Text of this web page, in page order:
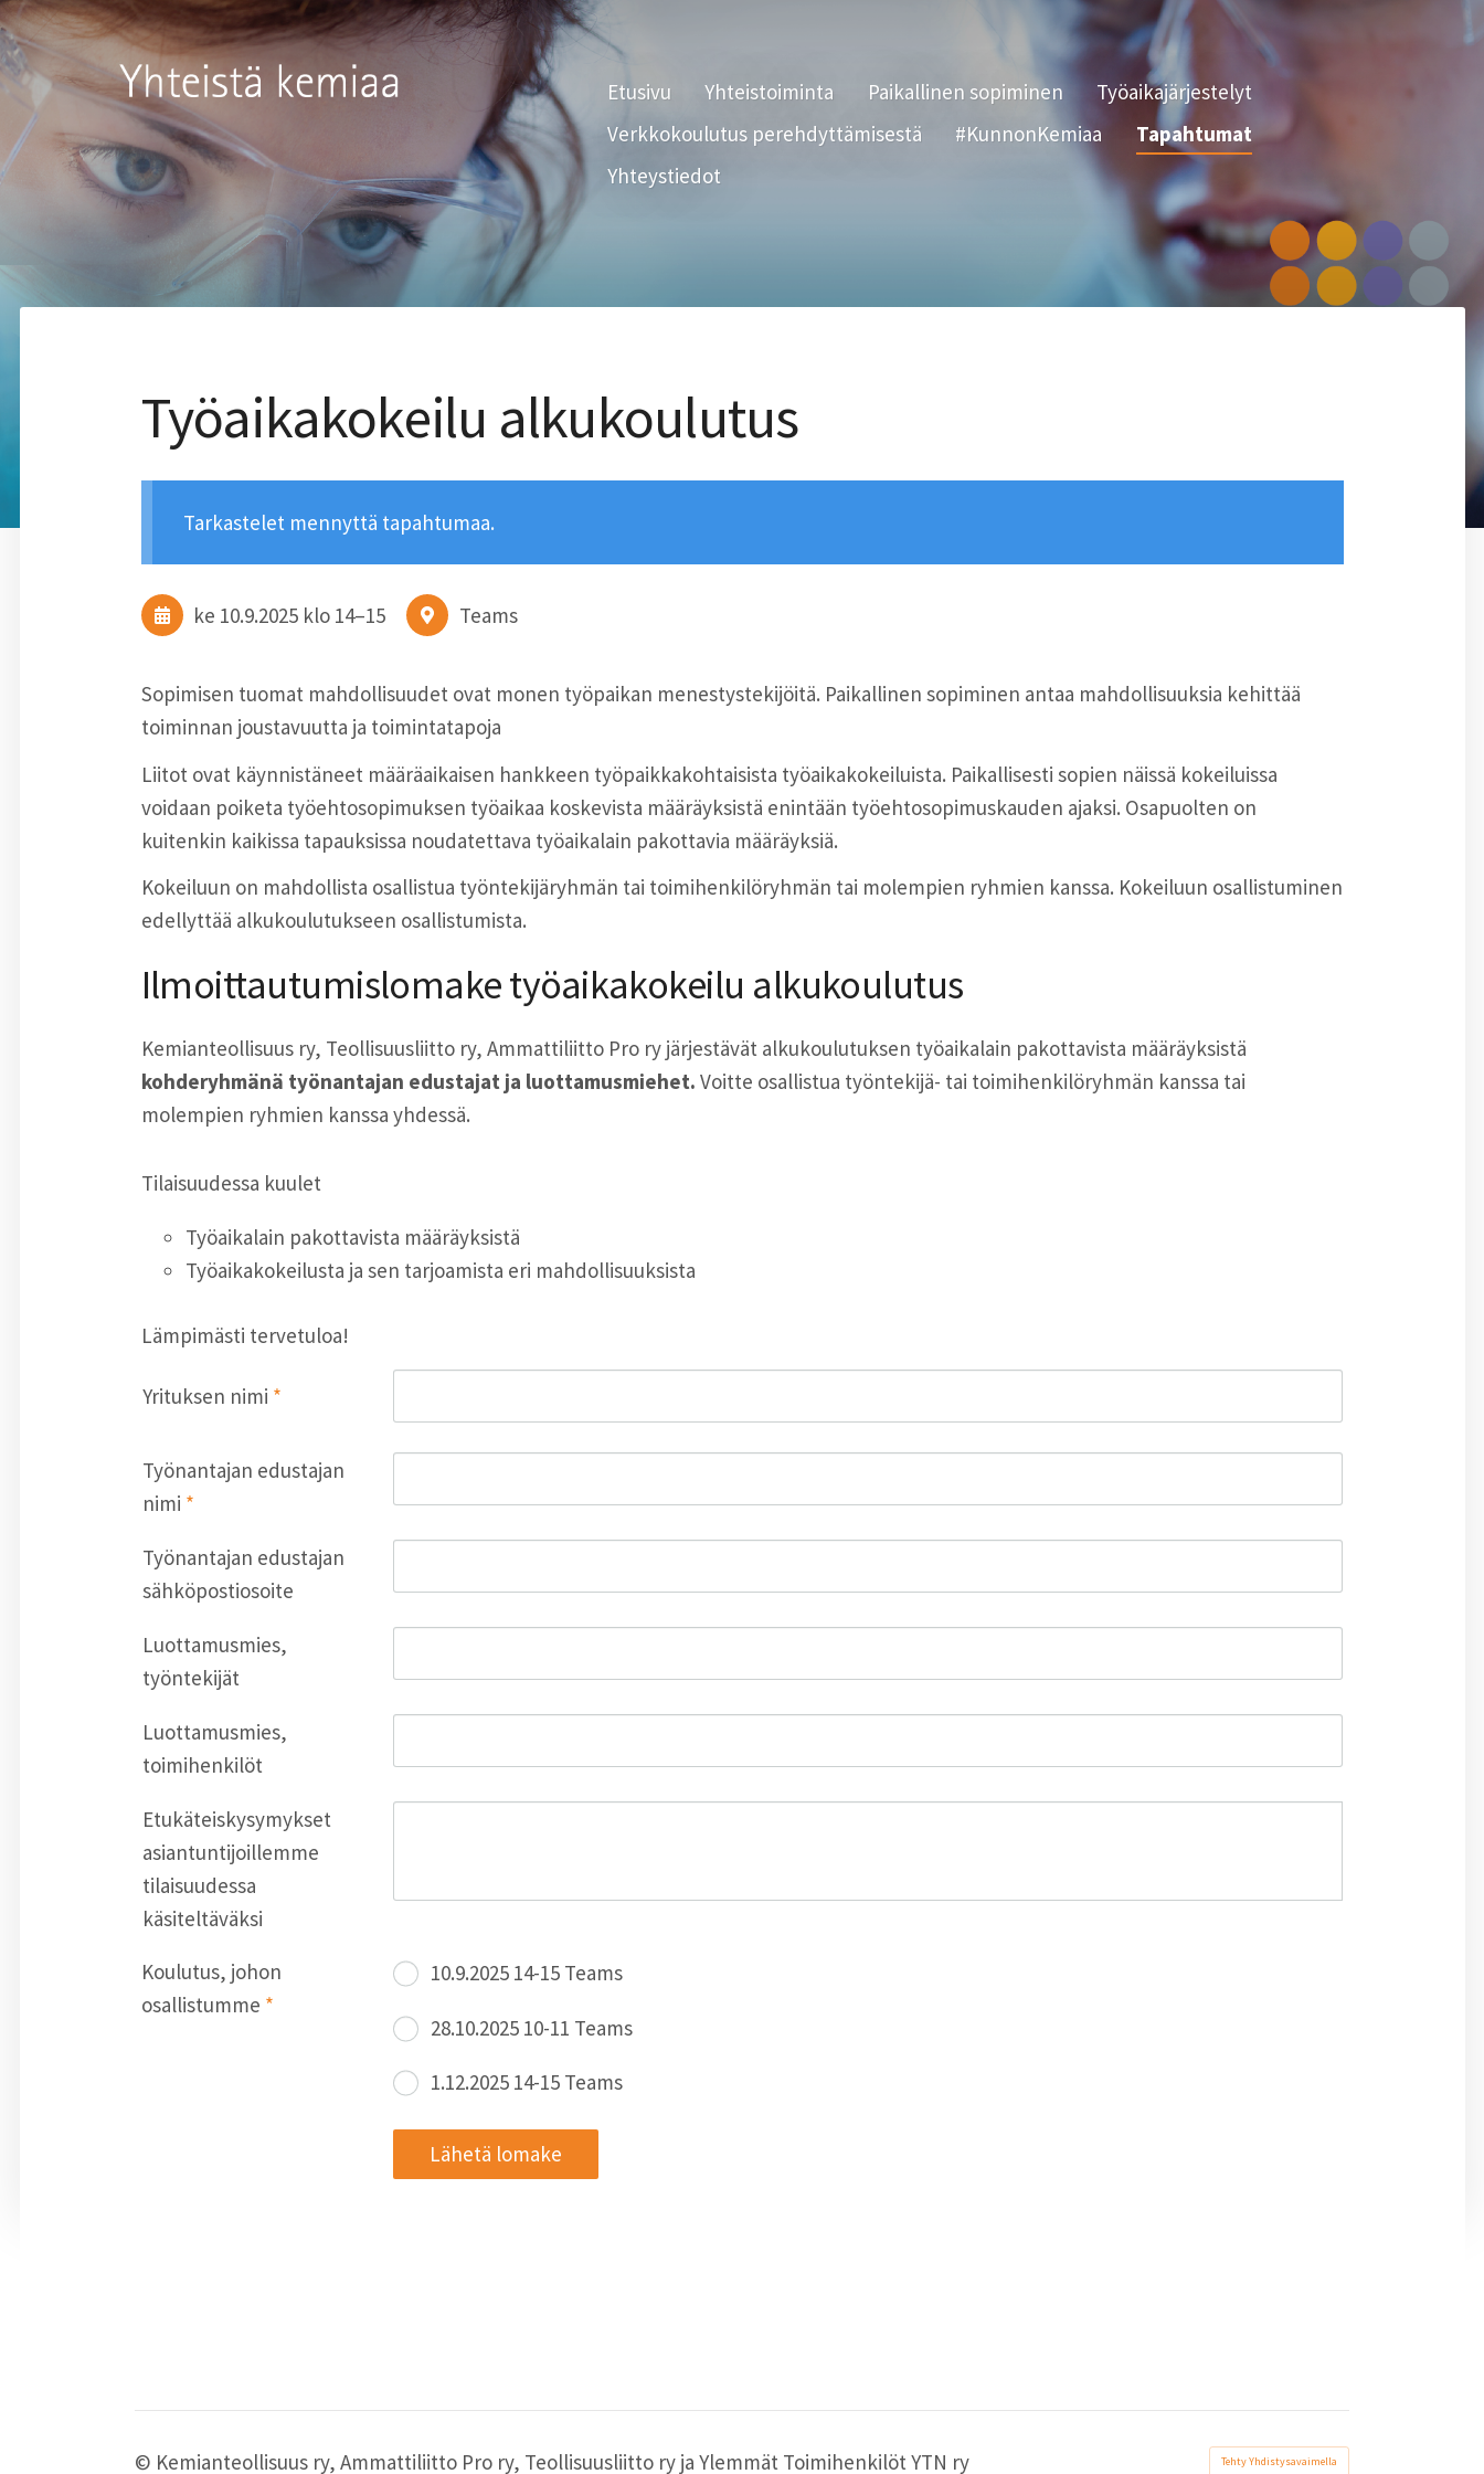
Siirry
sivun
sisältöön
Kemianteollisuus ry Etusivu Yhteistoiminta Paikallinen sopiminen
Työaikajärjestelyt
Verkkokoulutus perehdyttämisestä
#KunnonKemiaa
Tapahtumat
Yhteystiedot
Työaikakokeilu alkukoulutus
Tarkastelet mennyttä tapahtumaa.
ke 10.9.2025 klo 14–15 Teams
Sopimisen tuomat mahdollisuudet ovat monen työpaikan menestystekijöitä. Paikallinen sopiminen antaa mahdollisuuksia kehittää
toiminnan joustavuutta ja toimintatapoja
Liitot ovat käynnistäneet määräaikaisen hankkeen työpaikkakohtaisista työaikakokeiluista. Paikallisesti sopien näissä kokeiluissa
voidaan poiketa työehtosopimuksen työaikaa koskevista määräyksistä enintään työehtosopimuskauden ajaksi. Osapuolten on
kuitenkin kaikissa tapauksissa noudatettava työaikalain pakottavia määräyksiä.
Kokeiluun on mahdollista osallistua työntekijäryhmän tai toimihenkilöryhmän tai molempien ryhmien kanssa. Kokeiluun osallistuminen
edellyttää alkukoulutukseen osallistumista.
Ilmoittautumislomake työaikakokeilu alkukoulutus
Kemianteollisuus ry, Teollisuusliitto ry, Ammattiliitto Pro ry järjestävät alkukoulutuksen työaikalain pakottavista määräyksistä
kohderyhmänä työnantajan edustajat ja luottamusmiehet. Voitte osallistua työntekijä- tai toimihenkilöryhmän kanssa tai
molempien ryhmien kanssa yhdessä.
Tilaisuudessa kuulet
Työaikalain pakottavista määräyksistä
Työaikakokeilusta ja sen tarjoamista eri mahdollisuuksista
Lämpimästi tervetuloa!
Yrituksen nimi *
Työnantajan edustajan
nimi *
Työnantajan edustajan
sähköpostiosoite
Luottamusmies,
työntekijät
Luottamusmies,
toimihenkilöt
Etukäteiskysymykset
asiantuntijoillemme
tilaisuudessa
käsiteltäväksi
Koulutus, johon
osallistumme *
10.9.2025 14-15 Teams
28.10.2025 10-11 Teams
1.12.2025 14-15 Teams
Lähetä lomake
© Kemianteollisuus ry, Ammattiliitto Pro ry, Teollisuusliitto ry ja Ylemmät Toimihenkilöt YTN ry Tehty Yhdistysavaimella